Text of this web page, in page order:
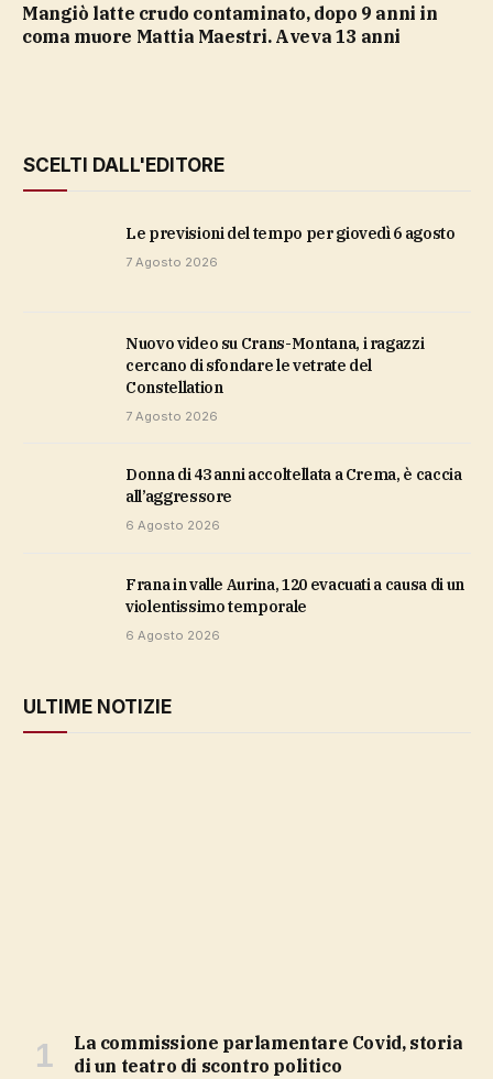
Mangiò latte crudo contaminato, dopo 9 anni in
coma muore Mattia Maestri. Aveva 13 anni
SCELTI DALL'EDITORE
Le previsioni del tempo per giovedì 6 agosto
7 Agosto 2026
Nuovo video su Crans-Montana, i ragazzi
cercano di sfondare le vetrate del
Constellation
7 Agosto 2026
Donna di 43 anni accoltellata a Crema, è caccia
all’aggressore
6 Agosto 2026
Frana in valle Aurina, 120 evacuati a causa di un
violentissimo temporale
6 Agosto 2026
ULTIME NOTIZIE
La commissione parlamentare Covid, storia
di un teatro di scontro politico